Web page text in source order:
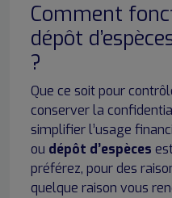
Comment
dépôt
?
Que ce soit pour
conserver la
simplifier l’usage
ou dépôt d’espèces
préférez, pour des
quelque raison vous